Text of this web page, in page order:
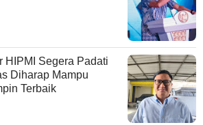
HIPMI Segera Padati
Diharap Mampu
Terbaik